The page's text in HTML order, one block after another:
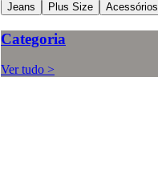
Jeans
Plus Size Acessórios
Categoria
Ver tudo >